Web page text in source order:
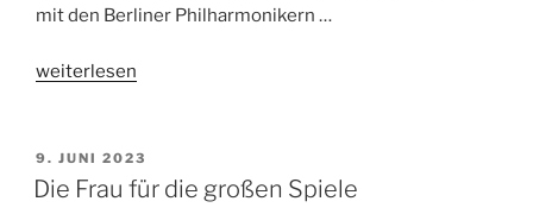
mit den Berliner Philharmonikern …
„Der
Nagel“
weiterlesen
VERÖFFENTLICHT
AM
9. JUNI 2023
Die Frau für die großen Spiele